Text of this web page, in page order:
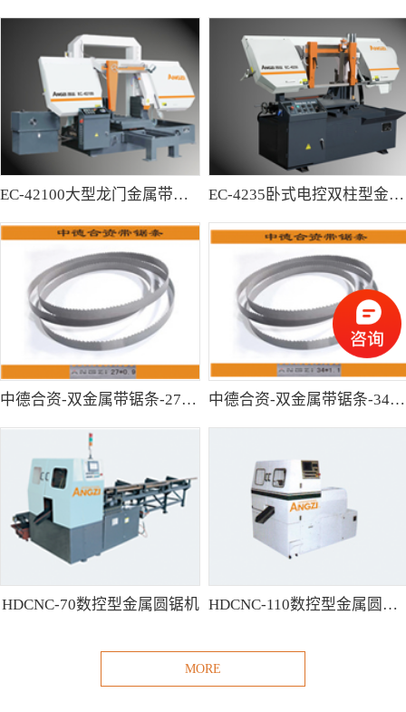
EC-42100大型龙门金属带锯床 EC-4235卧式电控双柱型金属带锯床
中德合资-双金属带锯条-27*0.9 中德合资-双金属带锯条-34*1.1
HDCNC-70数控型金属圆锯机 HDCNC-110数控型金属圆锯机
MORE